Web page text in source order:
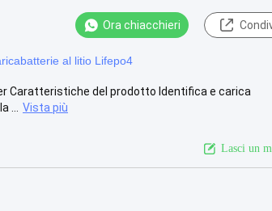
Ora chiacchieri
al litio Lifepo4
Caratteristiche del prodotto Identifica e carica
...
Vista più
Lasci un